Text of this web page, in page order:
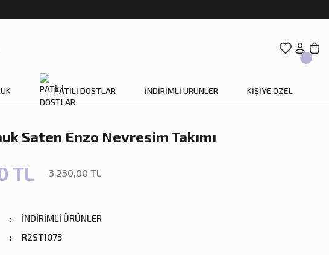
PATİLİ DOSTLAR İNDİRİMLİ ÜRÜNLER KİŞİYE ÖZEL
Saten Enzo Nevresim Takımı
TL 3.230,00 TL
İNDİRİMLİ ÜRÜNLER
R2ST1073